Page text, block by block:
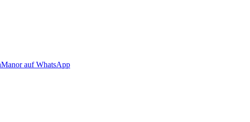
Manor auf WhatsApp